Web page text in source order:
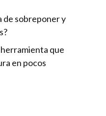
de sobreponer y
herramienta que
en pocos